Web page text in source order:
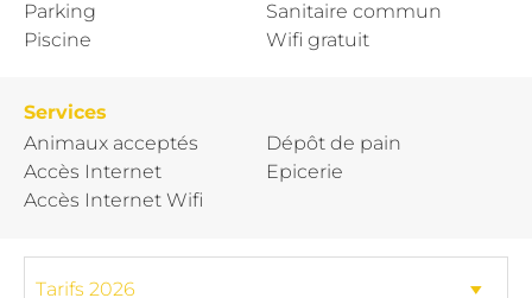
Parking
Piscine
Sanitaire commun
Wifi gratuit
Services
Animaux acceptés
Accès Internet
Accès Internet Wifi
Dépôt de pain
Epicerie